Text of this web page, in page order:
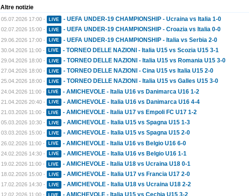
Altre notizie
05.07.2026 17:00 - LIVE - UEFA UNDER-19 CHAMPIONSHIP - Ucraina vs Italia 1-0
02.07.2026 15:00 - LIVE - UEFA UNDER-19 CHAMPIONSHIP - Croazia vs Italia 0-0
29.06.2026 17:00 - LIVE - UEFA UNDER-19 CHAMPIONSHIP - Italia vs Serbia 2-0
30.04.2026 11:00 - LIVE - TORNEO DELLE NAZIONI - Italia U15 vs Scozia U15 3-1
29.04.2026 18:00 - LIVE - TORNEO DELLE NAZIONI - Italia U15 vs Romania U15 3-0
27.04.2026 18:00 - LIVE - TORNEO DELLE NAZIONI - Cina U15 vs Italia U15 2-0
25.04.2026 18:00 - LIVE - TORNEO DELLE NAZIONI - Italia U15 vs Galles U15 3-0
24.04.2026 11:00 - LIVE - AMICHEVOLE - Italia U16 vs Danimarca U16 1-2
21.04.2026 20:40 - LIVE - AMICHEVOLE - Italia U16 vs Danimarca U16 4-4
21.03.2026 11:00 - LIVE - AMICHEVOLE - Italia U17 vs Empoli FC U17 1-2
05.03.2026 10:30 - LIVE - AMICHEVOLE - Italia U15 vs Spagna U15 1-3
03.03.2026 15:00 - LIVE - AMICHEVOLE - Italia U15 vs Spagna U15 2-0
26.02.2026 11:00 - LIVE - AMICHEVOLE - Italia U16 vs Belgio U16 6-0
24.02.2026 14:30 - LIVE - AMICHEVOLE - Italia U16 vs Belgio U16 1-1
19.02.2026 11:00 - LIVE - AMICHEVOLE - Italia U18 vs Ucraina U18 0-1
18.02.2026 15:00 - LIVE - AMICHEVOLE - Italia U17 vs Francia U17 2-0
17.02.2026 14:30 - LIVE - AMICHEVOLE - Italia U18 vs Ucraina U18 2-2
12.02.2026 11:00 -